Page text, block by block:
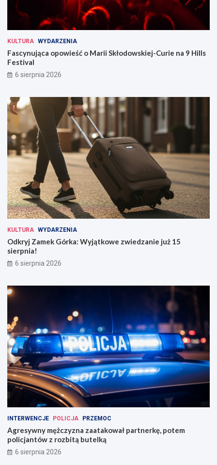
KULTURA WYDARZENIA
Fascynująca opowieść o Marii Skłodowskiej-Curie na 9 Hills
Festival
6 sierpnia 2026
KULTURA WYDARZENIA
Odkryj Zamek Górka: Wyjątkowe zwiedzanie już 15
sierpnia!
6 sierpnia 2026
INTERWENCJE POLICJA PRZEMOC
Agresywny mężczyzna zaatakował partnerkę, potem
policjantów z rozbitą butelką
6 sierpnia 2026